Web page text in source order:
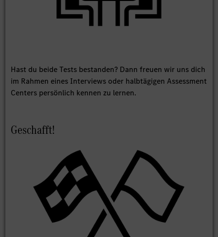
Hast du beide Tests bestanden? Dann freuen wir uns dich
im Rahmen eines Interviews oder halbtägigen Assessment
Centers persönlich kennen zu lernen.
Geschafft!